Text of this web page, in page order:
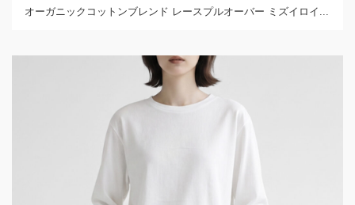
オーガニックコットンブレンド レースプルオーバー ミズイロイ...